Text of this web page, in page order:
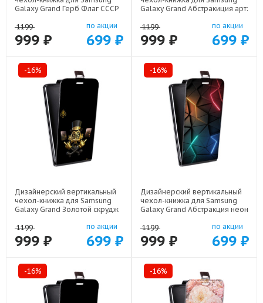
Galaxy Grand Герб Флаг СССР
1199
999 ₽
по акции
699 ₽
Galaxy Grand Абстракиция арт:
1199
999 ₽
по акции
699 ₽
-16%
Дизайнерский вертикальный
чехол-книжка для Samsung
Galaxy Grand Золотой скрудж
1199
999 ₽
по акции
699 ₽
-16%
Дизайнерский вертикальный
чехол-книжка для Samsung
Galaxy Grand Абстракция неон
1199
999 ₽
по акции
699 ₽
-16% -16%